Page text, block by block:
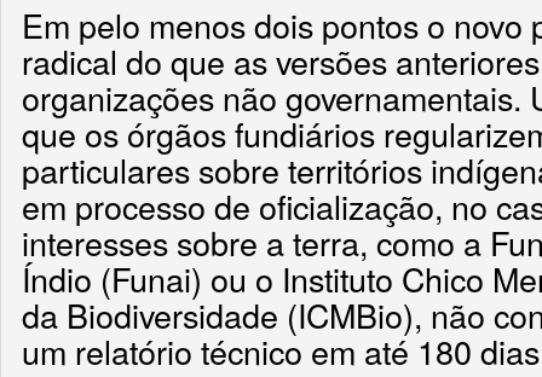
Em pelo menos dois pontos o novo
radical do que as versões
organizações não governamentais.
que os órgãos fundiários
particulares sobre territórios
em processo de oficialização, no
interesses sobre a terra, como a
Índio (Funai) ou o Instituto Chico
da Biodiversidade (ICMBio), não
um relatório técnico em até 180